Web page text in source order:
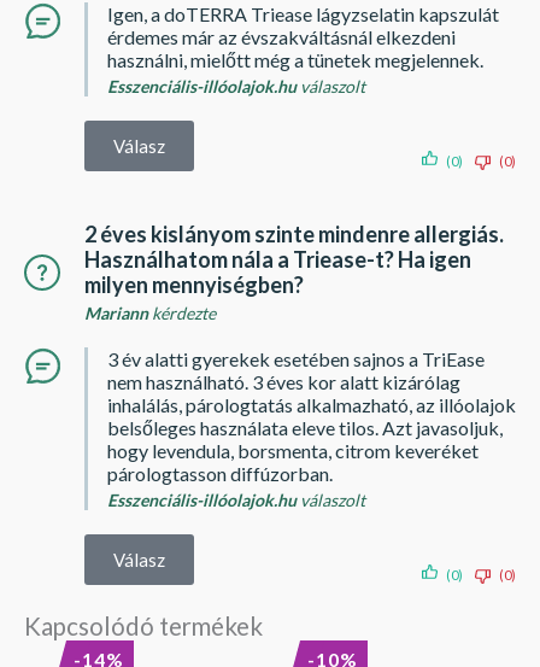
Igen, a doTERRA Triease lágyzselatin kapszulát
érdemes már az évszakváltásnál elkezdeni
használni, mielőtt még a tünetek megjelennek.
Esszenciális-illóolajok.huválaszolt
Válasz
(0) (0)
2 éves kislányom szinte mindenre allergiás.
Használhatom nála a Triease-t? Ha igen
milyen mennyiségben?
Mariannkérdezte
3 év alatti gyerekek esetében sajnos a TriEase
nem használható. 3 éves kor alatt kizárólag
inhalálás, párologtatás alkalmazható, az illóolajok
belsőleges használata eleve tilos. Azt javasoljuk,
hogy levendula, borsmenta, citrom keveréket
párologtasson diffúzorban.
Esszenciális-illóolajok.huválaszolt
Válasz
(0) (0)
Kapcsolódó termékek
-14% -10%